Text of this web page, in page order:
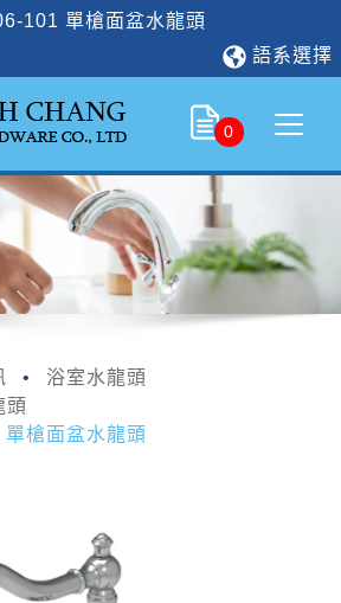
101 單槍面盆水龍頭
語系選擇
0
浴室水龍頭
頭
槍面盆水龍頭